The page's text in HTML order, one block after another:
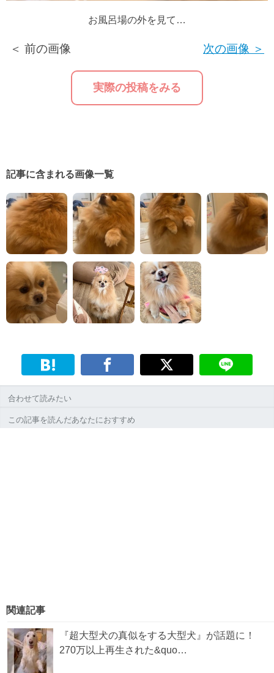
お風呂場の外を見て…
＜ 前の画像
実際の投稿をみる
次の画像 ＞
記事に含まれる画像一覧
合わせて読みたい
この記事を読んだあなたにおすすめ
関連記事
『超大型犬の真似をする大型犬』が話題に！
270万以上再生された&quo…